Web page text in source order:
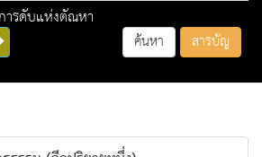
ารดับแห่งตัณหา
ค้นหา สารบัญ